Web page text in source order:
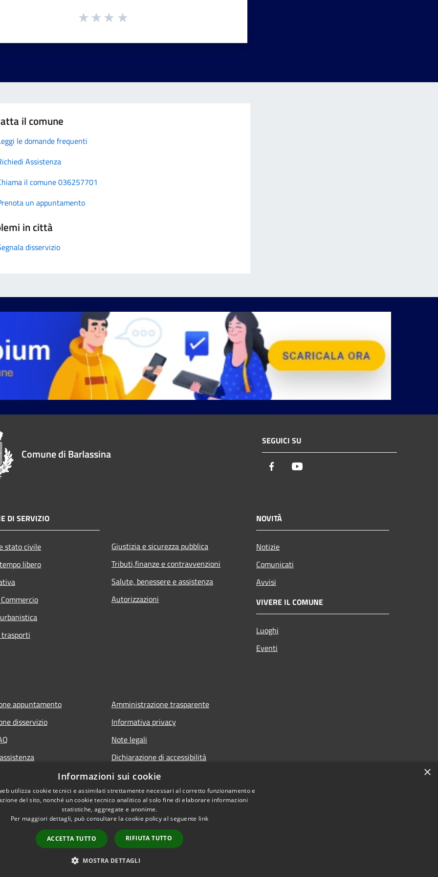
il comune
le domande frequenti
Assistenza
il comune 036257701
un appuntamento
in città
disservizio
Comune di Barlassina
SEGUICI SU
Facebook
DI SERVIZIO
stato civile
libero
Giustizia e sicurezza pubblica
Tributi,finanze e contravvenzioni
Salute, benessere e assistenza
Autorizzazioni
NOVITÀ
Notizie
Comunicati
Avvisi
VIVERE IL COMUNE
Luoghi
Eventi
appuntamento
disservizio
Amministrazione trasparente
Informativa privacy
Note legali
Dichiarazione di accessibilità
Copyright © 2026 • Comune di Barlassina • Powered by
×
Informazioni sui cookie
utilizza cookie tecnici e assimilati strettamente necessari al corretto funzionamento e
del sito, nonché un cookie tecnico analitico al solo fine di elaborare informazioni
statistiche, aggregate e anonime.
Per maggiori dettagli, può consultare la cookie policy al seguente link
ACCETTA TUTTO RIFIUTA TUTTO
MOSTRA DETTAGLI